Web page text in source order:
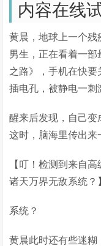
内容在线
黄晨，地球上一个残
男生，正在看着一
之路》，手机在快要
插电孔，被静电一刺
醒来后发现，自己变
这时，脑海里传出来
【叮！检测到来自
诸天万界无敌系统？
系统？
黄晨此时还有些迷